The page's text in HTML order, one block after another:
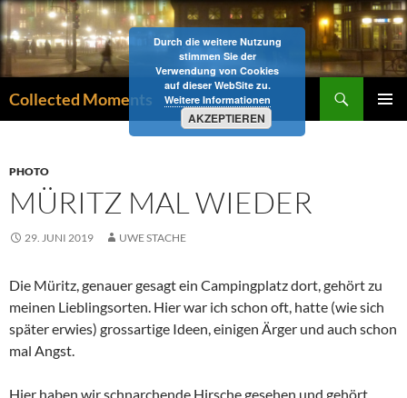
Zum
Inhalt
springen
Collected Moments
PHOTO
MÜRITZ MAL WIEDER
29. JUNI 2019 UWE STACHE
Die Müritz, genauer gesagt ein Campingplatz dort, gehört zu
meinen Lieblingsorten. Hier war ich schon oft, hatte (wie sich
später erwies) grossartige Ideen, einigen Ärger und auch schon
mal Angst.
Hier haben wir schnarchende Hirsche gesehen und gehört
Durch die weitere Nutzung
stimmen Sie der
Verwendung von Cookies
auf dieser WebSite zu.
Weitere Informationen
AKZEPTIEREN